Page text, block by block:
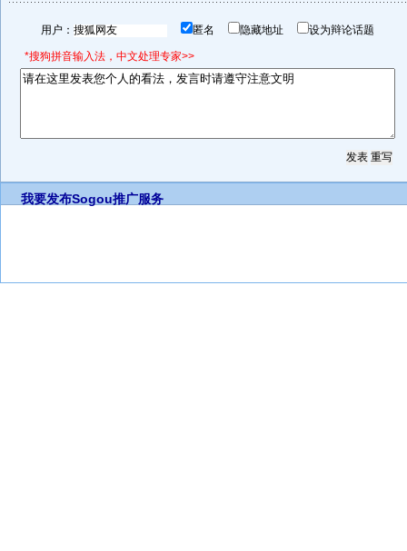
用户： 匿名 隐藏地址 设为辩论话题
*搜狗拼音输入法，中文处理专家>>
我要发布Sogou推广服务